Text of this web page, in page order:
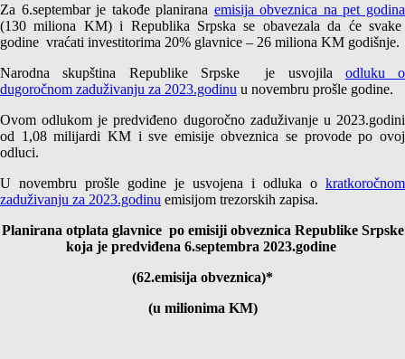
Za 6.septembar je takođe planirana emisija obveznica na pet godina
(130 miliona KM) i Republika Srpska se obavezala da će svake
godine vraćati investitorima 20% glavnice – 26 miliona KM godišnje.
Narodna skupština Republike Srpske je usvojila odluku o
dugoročnom zaduživanju za 2023.godinu u novembru prošle godine.
Ovom odlukom je predviđeno dugoročno zaduživanje u 2023.godini
od 1,08 milijardi KM i sve emisije obveznica se provode po ovoj
odluci.
U novembru prošle godine je usvojena i odluka o kratkoročnom
zaduživanju za 2023.godinu emisijom trezorskih zapisa.
Planirana otplata glavnice po emisiji obveznica Republike Srpske
koja je predviđena 6.septembra 2023.godine
(62.emisija obveznica)*
(u milionima KM)